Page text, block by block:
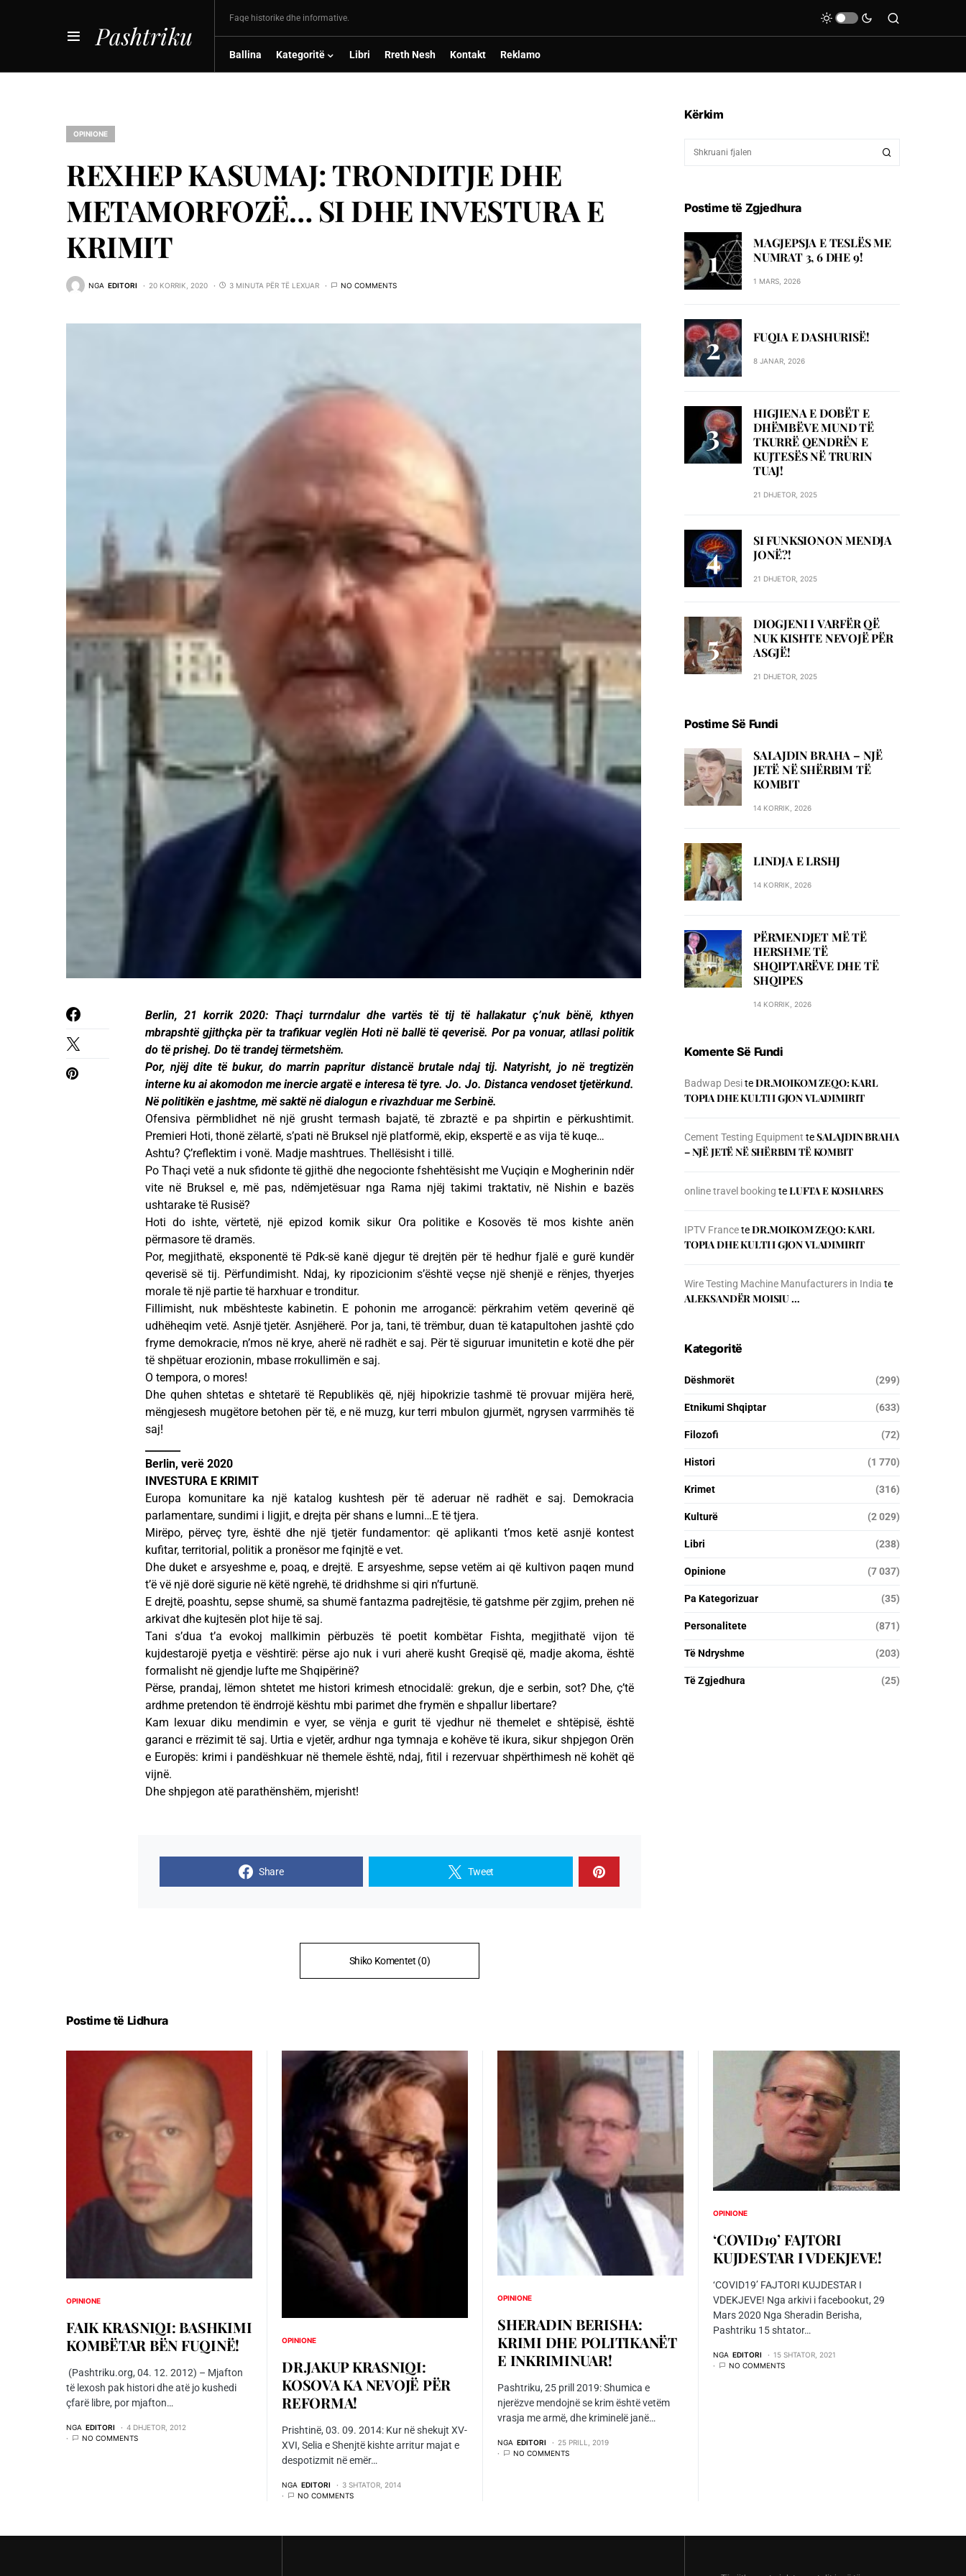
Pashtriku
Faqe historike dhe informative.
Ballina Kategoritë Libri Rreth Nesh Kontakt Reklamo
OPINIONE
REXHEP KASUMAJ: TRONDITJE DHE
METAMORFOZË… SI DHE INVESTURA E
KRIMIT
NGA EDITORI 20 KORRIK, 2020 3 MINUTA PËR TË LEXUAR NO COMMENTS
Berlin, 21 korrik 2020: Thaçi turrndalur dhe vartës të tij të hallakatur ç’nuk bënë, kthyen
mbrapshtë gjithçka për ta trafikuar veglën Hoti në ballë të qeverisë. Por pa vonuar, atllasi politik
do të prishej. Do të trandej tërmetshëm.
Por, njëj dite të bukur, do marrin papritur distancë brutale ndaj tij. Natyrisht, jo në tregtizën
interne ku ai akomodon me inercie argatë e interesa të tyre. Jo. Jo. Distanca vendoset tjetërkund.
Në politikën e jashtme, më saktë në dialogun e rivazhduar me Serbinë.
Ofensiva përmblidhet në një grusht termash bajatë, të zbraztë e pa shpirtin e përkushtimit.
Premieri Hoti, thonë zëlartë, s’pati në Bruksel një platformë, ekip, ekspertë e as vija të kuqe…
Ashtu? Ç’reflektim i vonë. Madje mashtrues. Thellësisht i tillë.
Po Thaçi vetë a nuk sfidonte të gjithë dhe negocionte fshehtësisht me Vuçiqin e Mogherinin ndër
vite në Bruksel e, më pas, ndëmjetësuar nga Rama njëj takimi traktativ, në Nishin e bazës
ushtarake të Rusisë?
Hoti do ishte, vërtetë, një epizod komik sikur Ora politike e Kosovës të mos kishte anën
përmasore të dramës.
Por, megjithatë, eksponentë të Pdk-së kanë djegur të drejtën për të hedhur fjalë e gurë kundër
qeverisë së tij. Përfundimisht. Ndaj, ky ripozicionim s’është veçse një shenjë e rënjes, thyerjes
morale të një partie të harxhuar e tronditur.
Fillimisht, nuk mbështeste kabinetin. E pohonin me arrogancë: përkrahim vetëm qeverinë që
udhëheqim vetë. Asnjë tjetër. Asnjëherë. Por ja, tani, të trëmbur, duan të katapultohen jashtë çdo
fryme demokracie, n’mos në krye, aherë në radhët e saj. Për të siguruar imunitetin e kotë dhe për
të shpëtuar erozionin, mbase rrokullimën e saj.
O tempora, o mores!
Dhe quhen shtetas e shtetarë të Republikës që, njëj hipokrizie tashmë të provuar mijëra herë,
mëngjesesh mugëtore betohen për të, e në muzg, kur terri mbulon gjurmët, ngrysen varrmihës të
saj!
Berlin, verë 2020
INVESTURA E KRIMIT
Europa komunitare ka një katalog kushtesh për të aderuar në radhët e saj. Demokracia
parlamentare, sundimi i ligjit, e drejta për shans e lumni…E të tjera.
Mirëpo, përveç tyre, është dhe një tjetër fundamentor: që aplikanti t’mos ketë asnjë kontest
kufitar, territorial, politik a pronësor me fqinjtë e vet.
Dhe duket e arsyeshme e, poaq, e drejtë. E arsyeshme, sepse vetëm ai që kultivon paqen mund
t’ë vë një dorë sigurie në këtë ngrehë, të dridhshme si qiri n’furtunë.
E drejtë, poashtu, sepse shumë, sa shumë fantazma padrejtësie, të gatshme për zgjim, prehen në
arkivat dhe kujtesën plot hije të saj.
Tani s’dua t’a evokoj mallkimin përbuzës të poetit kombëtar Fishta, megjithatë vijon të
kujdestarojë pyetja e vështirë: përse ajo nuk i vuri aherë kusht Greqisë që, madje akoma, është
formalisht në gjendje lufte me Shqipërinë?
Përse, prandaj, lëmon shtetet me histori krimesh etnocidalë: grekun, dje e serbin, sot? Dhe, ç’të
ardhme pretendon të ëndrrojë kështu mbi parimet dhe frymën e shpallur libertare?
Kam lexuar diku mendimin e vyer, se vënja e gurit të vjedhur në themelet e shtëpisë, është
garanci e rrëzimit të saj. Urtia e vjetër, ardhur nga tymnaja e kohëve të ikura, sikur shpjegon Orën
e Europës: krimi i pandëshkuar në themele është, ndaj, fitil i rezervuar shpërthimesh në kohët që
vijnë.
Dhe shpjegon atë parathënshëm, mjerisht!
Share Tweet
Shiko Komentet (0)
Kërkim
Postime të Zgjedhura
MAGJEPSJA E TESLËS ME
NUMRAT 3, 6 DHE 9!
1 MARS, 2026
FUQIA E DASHURISË!
8 JANAR, 2026
HIGJIENA E DOBËT E
DHËMBËVE MUND TË
TKURRË QENDRËN E
KUJTESËS NË TRURIN
TUAJ!
21 DHJETOR, 2025
SI FUNKSIONON MENDJA
JONË?!
21 DHJETOR, 2025
DIOGJENI I VARFËR QË
NUK KISHTE NEVOJË PËR
ASGJË!
21 DHJETOR, 2025
Postime Së Fundi
SALAJDIN BRAHA – NJЁ
JETЁ NЁ SHЁRBIM TЁ
KOMBIT
14 KORRIK, 2026
LINDJA E LRSHJ
14 KORRIK, 2026
PËRMENDJET MË TË
HERSHME TË
SHQIPTARËVE DHE TË
SHQIPES
14 KORRIK, 2026
Komente Së Fundi
Badwap DesiteDR.MOIKOM ZEQO: KARL
TOPIA DHE KULTI I GJON VLADIMIRIT
Cement Testing Equipment teSALAJDIN BRAHA
– NJЁ JETЁ NЁ SHЁRBIM TЁ KOMBIT
online travel booking teLUFTA E KOSHARES
IPTV FranceteDR.MOIKOM ZEQO: KARL
TOPIA DHE KULTI I GJON VLADIMIRIT
Wire Testing Machine Manufacturers in India te
ALEKSANDËR MOISIU …
Kategoritë
Dëshmorët (299)
Etnikumi Shqiptar (633)
Filozofi (72)
Histori (1 770)
Krimet (316)
Kulturë (2 029)
Libri (238)
Opinione (7 037)
Pa Kategorizuar (35)
Personalitete (871)
Të Ndryshme (203)
Të Zgjedhura (25)
Postime të Lidhura
OPINIONE
FAIK KRASNIQI: BASHKIMI
KOMBËTAR BËN FUQINË!
(Pashtriku.org, 04. 12. 2012) – Mjafton
të lexosh pak histori dhe atë jo kushedi
çfarë libre, por mjafton…
NGA EDITORI
4 DHJETOR, 2012
NO COMMENTS
OPINIONE
DR.JAKUP KRASNIQI:
KOSOVA KA NEVOJË PËR
REFORMA!
Prishtinë, 03. 09. 2014: Kur në shekujt XV-
XVI, Selia e Shenjtë kishte arritur majat e
despotizmit në emër…
NGA EDITORI
3 SHTATOR, 2014
NO COMMENTS
OPINIONE
SHERADIN BERISHA:
KRIMI DHE POLITIKANËT
E INKRIMINUAR!
Pashtriku, 25 prill 2019: Shumica e
njerëzve mendojnë se krim është vetëm
vrasja me armë, dhe kriminelë janë…
NGA EDITORI
25 PRILL, 2019
NO COMMENTS
OPINIONE
‘COVID19’ FAJTORI
KUJDESTAR I VDEKJEVE!
‘COVID19’ FAJTORI KUJDESTAR I
VDEKJEVE! Nga arkivi i facebookut, 29
Mars 2020 Nga Sheradin Berisha,
Pashtriku 15 shtator…
NGA EDITORI
15 SHTATOR, 2021
NO COMMENTS